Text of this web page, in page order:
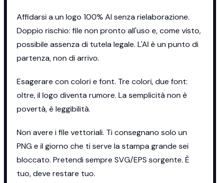
Affidarsi a un logo 100% AI senza rielaborazione.
Doppio rischio: file non pronto all'uso e, come visto,
possibile assenza di tutela legale. L'AI è un punto di
partenza, non di arrivo.
Esagerare con colori e font. Tre colori, due font:
oltre, il logo diventa rumore. La semplicità non è
povertà, è leggibilità.
Non avere i file vettoriali. Ti consegnano solo un
PNG e il giorno che ti serve la stampa grande sei
bloccato. Pretendi sempre SVG/EPS sorgente. È
tuo, deve restare tuo.